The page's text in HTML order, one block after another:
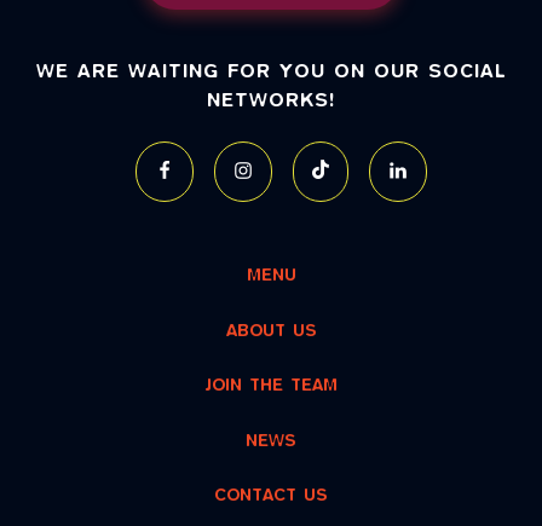
WE ARE WAITING FOR YOU ON OUR SOCIAL
NETWORKS!
MENU
ABOUT US
JOIN THE TEAM
NEWS
CONTACT US